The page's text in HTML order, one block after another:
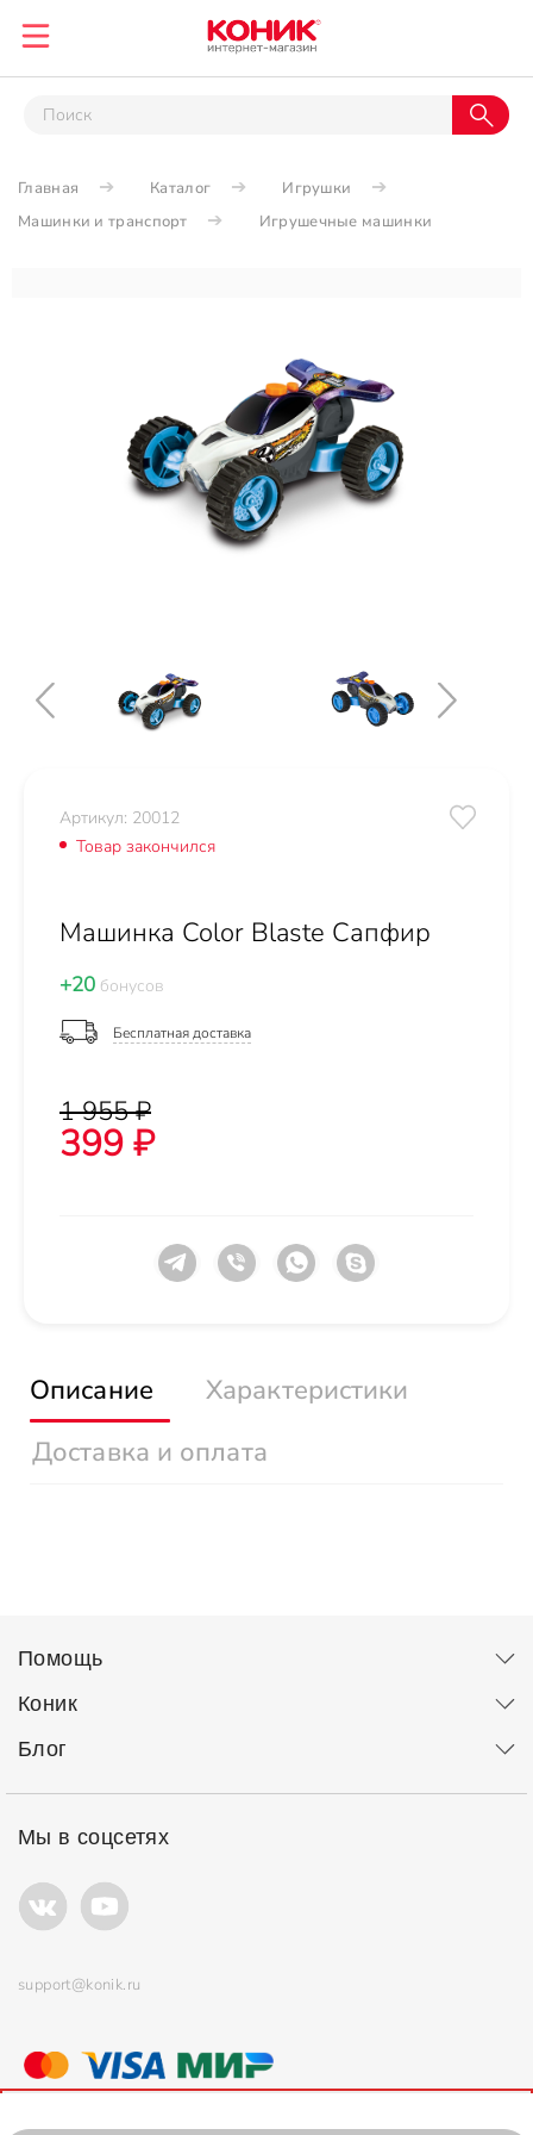
Главная Каталог
Игрушки
Машинки и транспорт
Игрушечные машинки
Артикул: 20012
Товар закончился
Машинка Color Blaste Сапфир
+20 бонусов
Бесплатная доставка
1 955 ₽
399 ₽
Описание
Характеристики
Доставка и оплата
Помощь
Коник
Блог
Мы в соцсетях
support@konik.ru